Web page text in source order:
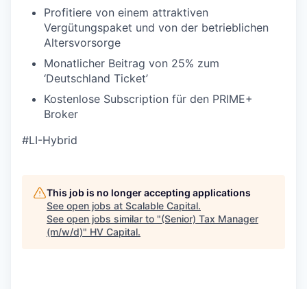
Profitiere von einem attraktiven
Vergütungspaket und von der betrieblichen
Altersvorsorge
Monatlicher Beitrag von 25% zum
‘Deutschland Ticket’
Kostenlose Subscription für den PRIME+
Broker
#LI-Hybrid
This job is no longer accepting applications
See open jobs at Scalable Capital.
See open jobs similar to "(Senior) Tax Manager
(m/w/d)" HV Capital.